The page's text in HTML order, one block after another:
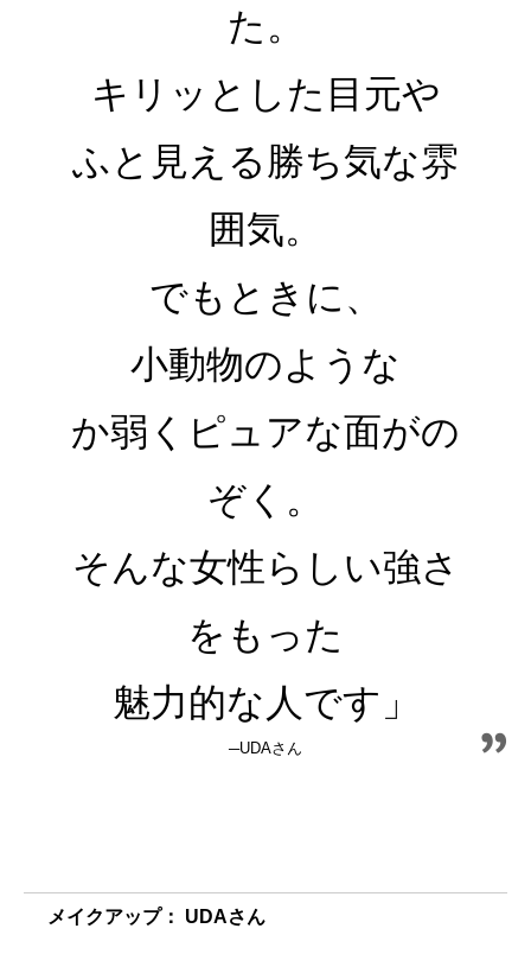
た。
キリッとした目元や
ふと見える勝ち気な雰
囲気。
でもときに、
小動物のような
か弱くピュアな面がの
ぞく。
そんな女性らしい強さ
をもった
魅力的な人です」
─UDAさん
メイクアップ： UDAさん